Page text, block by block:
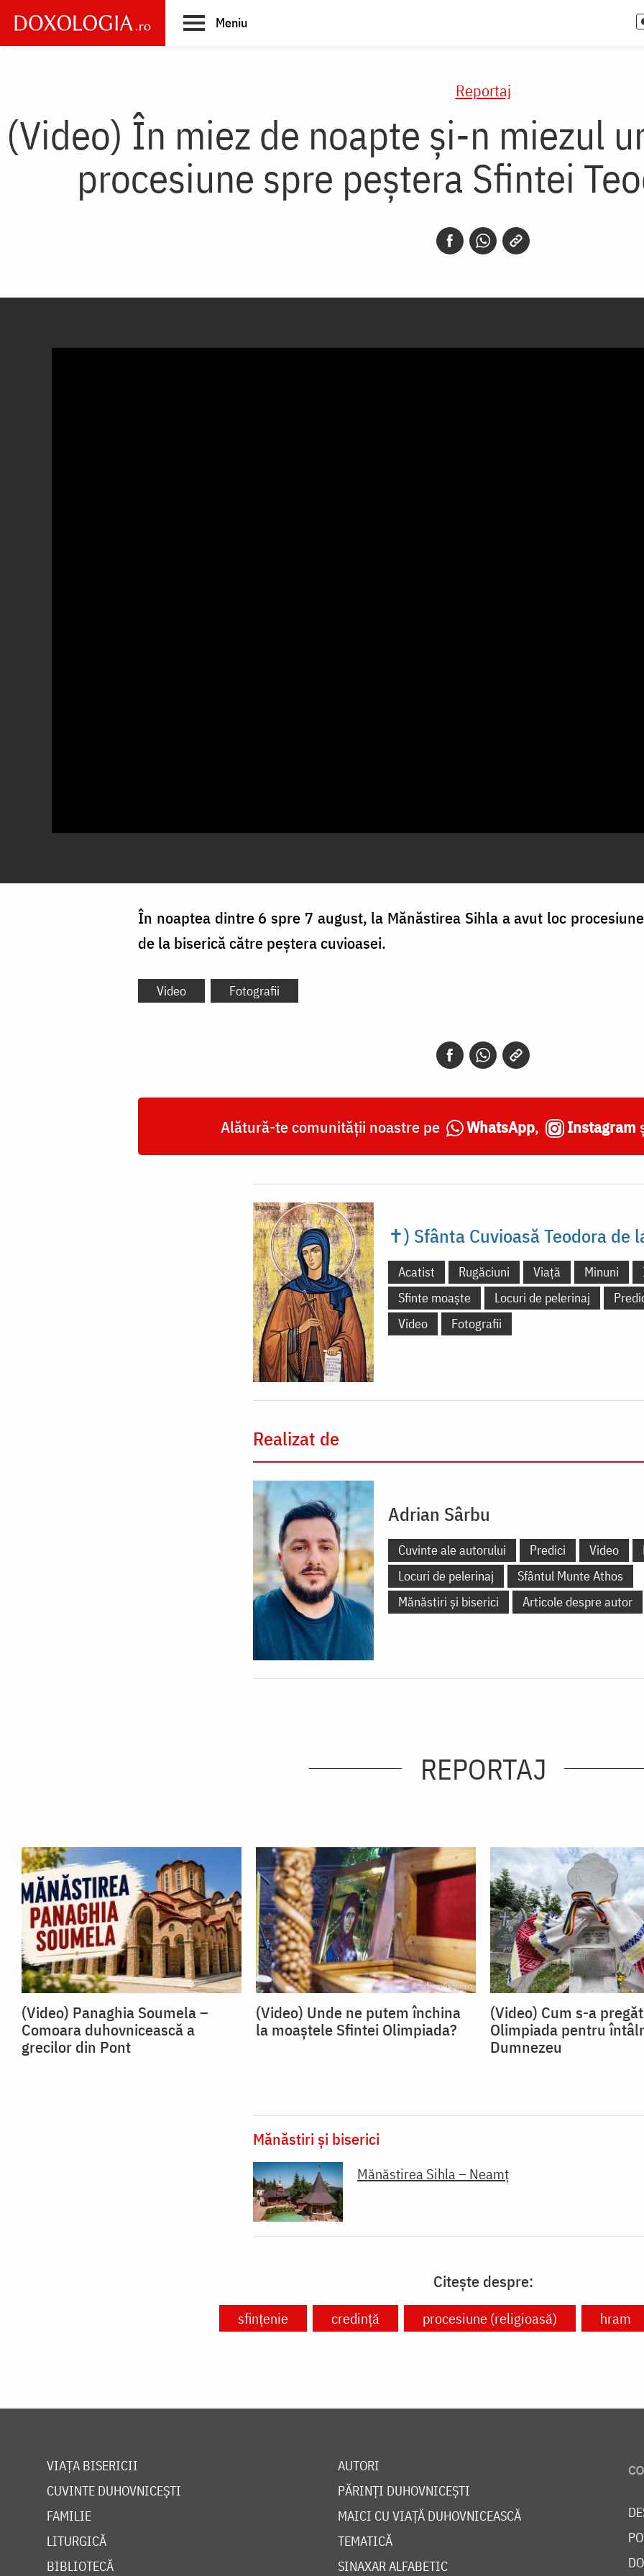
main
Meniu
Reportaj
(Video) În miez de noapte și-n miezul
procesiune spre peștera Sfintei
În noaptea dintre 6 spre 7 august, la Mănăstirea Sihla a avut loc
de la biserică către peștera cuvioasei.
Video Fotografii
Alătură-te comunității noastre pe WhatsApp, Instagram
✝) Sfânta Cuvioasă Teodora de
Acatist Rugăciuni Viață Minuni
Sfinte moaște
Locuri de pelerinaj
Video
Fotografii
Realizat de
Adrian Sârbu
Cuvinte ale autorului Predici Video
Locuri de pelerinaj
Sfântul Munte Athos
Mănăstiri și biserici
Articole despre autor
REPORTAJ
(Video) Panaghia Soumela –
Comoara duhovnicească a
grecilor din Pont
(Video) Unde ne putem închina
la moaștele Sfintei Olimpiada?
(Video) Cum s-a
Olimpiada pentru
Dumnezeu
Mănăstiri și biserici
Mănăstirea Sihla – Neamț
Citește despre:
sfințenie credință procesiune (religioasă) hram
VIAȚA BISERICII
CUVINTE DUHOVNICEȘTI
FAMILIE
LITURGICĂ
BIBLIOTECĂ
AUTORI
PĂRINȚI DUHOVNICEȘTI
MAICI CU VIAȚĂ DUHOVNICEASCĂ
TEMATICĂ
SINAXAR ALFABETIC